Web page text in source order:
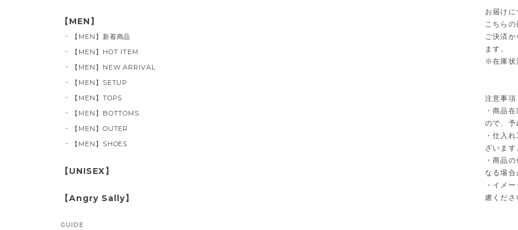
お届けに
こちらの
ご決済
ます。
※在庫状
注意事項
・商品
ので、予
・仕入
ざいます
・商品
なる場合
・イメ
慮くださ
【MEN】
【MEN】新着商品
【MEN】HOT ITEM
【MEN】NEW ARRIVAL
【MEN】SETUP
【MEN】TOPS
【MEN】BOTTOMS
【MEN】OUTER
【MEN】SHOES
【UNISEX】
【Angry Sally】
GUIDE